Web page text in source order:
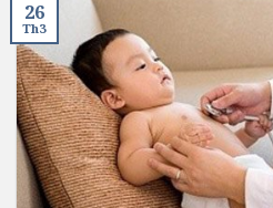
26
Th3